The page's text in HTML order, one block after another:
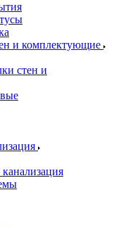
и комплектующие
стен и